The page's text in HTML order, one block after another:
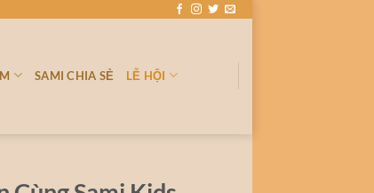
SAMI CHIA SẺ LỄ HỘI